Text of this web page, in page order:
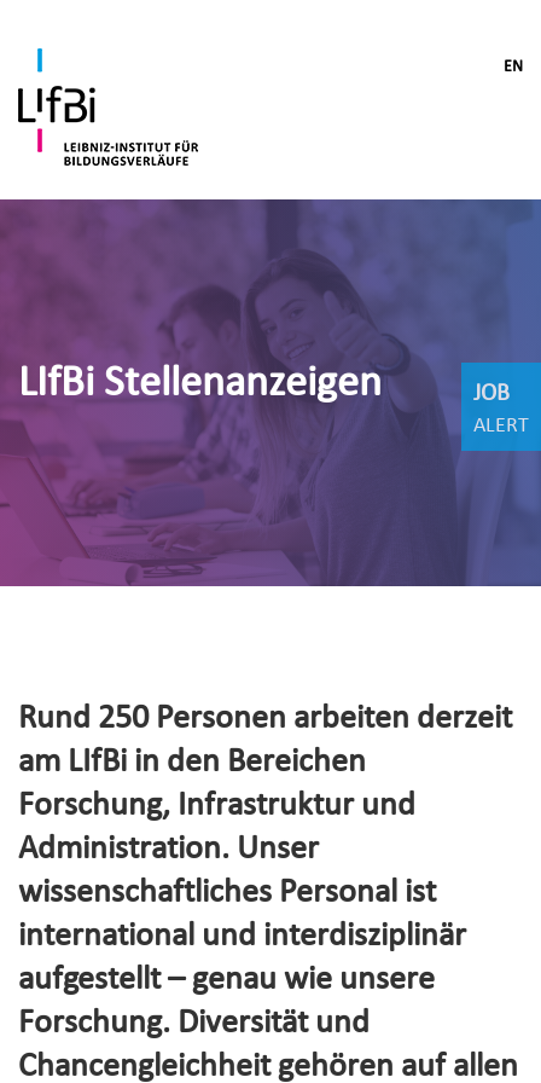
EN
LIfBi Stellenanzeigen
Rund 250 Personen arbeiten derzeit
am LIfBi in den Bereichen
Forschung, Infrastruktur und
Administration. Unser
wissenschaftliches Personal ist
international und interdisziplinär
aufgestellt – genau wie unsere
Forschung. Diversität und
Chancengleichheit gehören auf allen
JOB
ALERT